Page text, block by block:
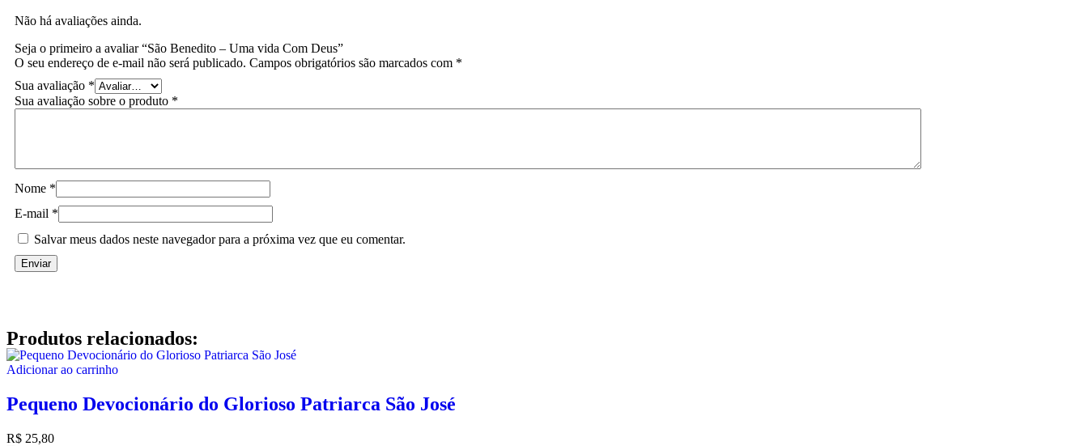
Não há avaliações ainda.
Seja o primeiro a avaliar “São Benedito – Uma vida Com Deus”
O seu endereço de e-mail não será publicado. Campos obrigatórios são marcados com *
Sua avaliação *
Sua avaliação sobre o produto *
Nome *
E-mail *
Salvar meus dados neste navegador para a próxima vez que eu comentar.
Produtos relacionados:
Adicionar ao carrinho
Pequeno Devocionário do Glorioso Patriarca São José
R$ 25,80